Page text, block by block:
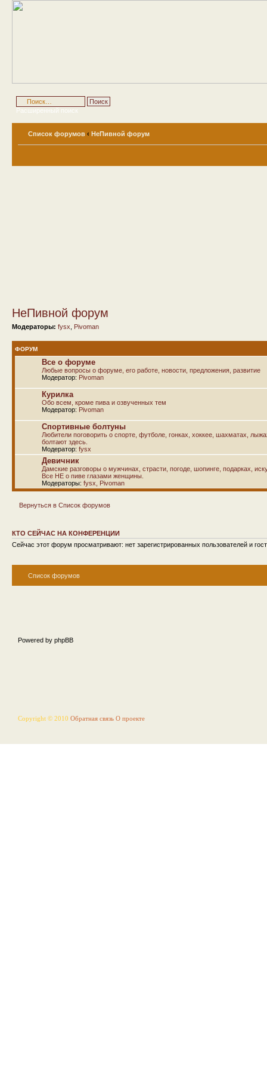
Расширенный поиск
Список форумов ‹ НеПивной форум
НеПивной форум
Модераторы: fysx Pivoman
ФОРУМ
Все о форуме
Любые вопросы о форуме, его работе, новости, предложения, развитие
Модератор: Pivoman
Курилка
Обо всем, кроме пива и озвученных тем
Модератор: Pivoman
Спортивные болтуны
Любители поговорить о спорте, футболе, гонках, хоккее, шахматах,
болтают здесь.
Модератор: fysx
Девичник
Дамские разговоры о мужчинах, страсти, погоде, шопинге, подарках,
Все НЕ о пиве глазами женщины.
Модераторы: fysx Pivoman
Вернуться в Список форумов
КТО СЕЙЧАС НА КОНФЕРЕНЦИИ
Сейчас этот форум просматривают: нет зарегистрированных пользователей и
Список форумов
Powered by phpBB
Copyright © 2010 Обратная связь О проекте